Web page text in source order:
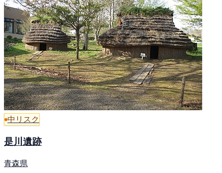
中リスク
是川遺跡
青森県